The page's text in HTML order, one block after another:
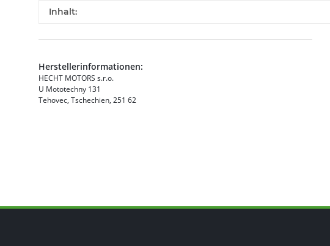
Produkteigenschaft
Wert
Inhalt:
Herstellerinformationen:
HECHT MOTORS s.r.o.
U Mototechny 131
Tehovec, Tschechien, 251 62